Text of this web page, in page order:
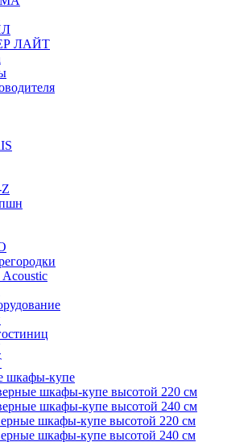
ЛАЙТ
шкафы-купе
шкафы-купе высотой 220 см
шкафы-купе высотой 240 см
шкафы-купе высотой 220 см
шкафы-купе высотой 240 см